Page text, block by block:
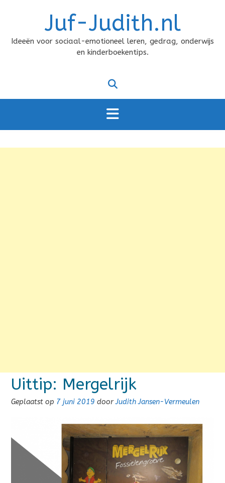
Juf-Judith.nl
Ideeën voor sociaal-emotioneel leren, gedrag, onderwijs
en kinderboekentips.
Uittip: Mergelrijk
Geplaatst op 7 juni 2019 doorJudith Jansen-Vermeulen